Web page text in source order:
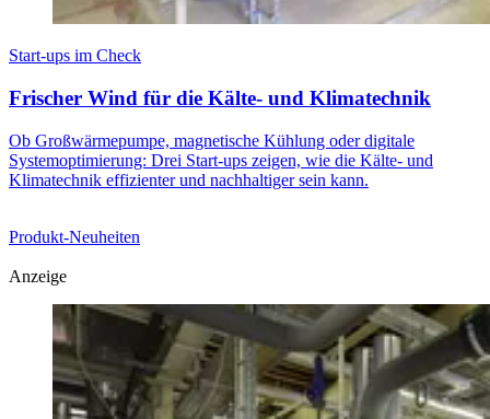
Start-ups im Check
Frischer Wind für die Kälte- und Klimatechnik
Ob Großwärmepumpe, magnetische Kühlung oder digitale
Systemoptimierung: Drei Start-ups zeigen, wie die Kälte- und
Klimatechnik effizienter und nachhaltiger sein kann.
Produkt-Neuheiten
Anzeige